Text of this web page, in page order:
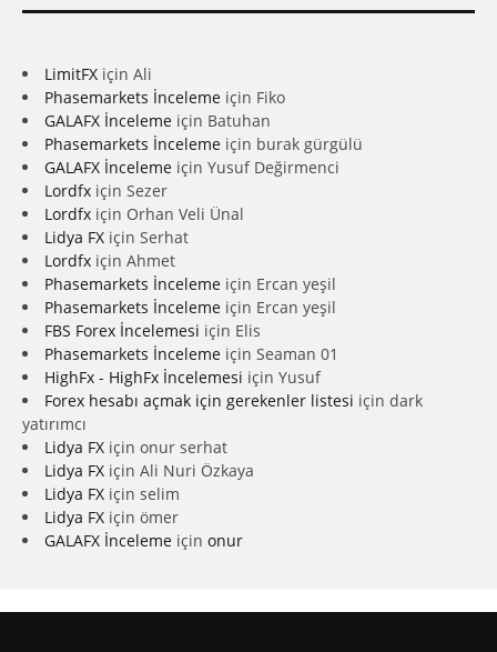
LimitFX için Ali
Phasemarkets İnceleme için Fiko
GALAFX İnceleme için Batuhan
Phasemarkets İnceleme için burak gürgülü
GALAFX İnceleme için Yusuf Değirmenci
Lordfx için Sezer
Lordfx için Orhan Veli Ünal
Lidya FX için Serhat
Lordfx için Ahmet
Phasemarkets İnceleme için Ercan yeşil
Phasemarkets İnceleme için Ercan yeşil
FBS Forex İncelemesi için Elis
Phasemarkets İnceleme için Seaman 01
HighFx - HighFx İncelemesi için Yusuf
Forex hesabı açmak için gerekenler listesi için dark
yatırımcı
Lidya FX için onur serhat
Lidya FX için Ali Nuri Özkaya
Lidya FX için selim
Lidya FX için ömer
GALAFX İnceleme için onur